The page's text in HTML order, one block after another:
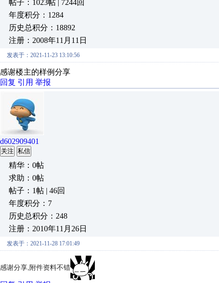
帖子：1023帖 | 7244回
年度积分：1284
历史总积分：18892
注册：2008年11月11日
发表于：2021-11-23 13:10:56
感谢楼主的样例分享
回复 引用 举报
d602909401
关注 私信
精华：0帖
求助：0帖
帖子：1帖 | 46回
年度积分：7
历史总积分：248
注册：2010年11月26日
发表于：2021-11-28 17:01:49
感谢分享,附件资料不错